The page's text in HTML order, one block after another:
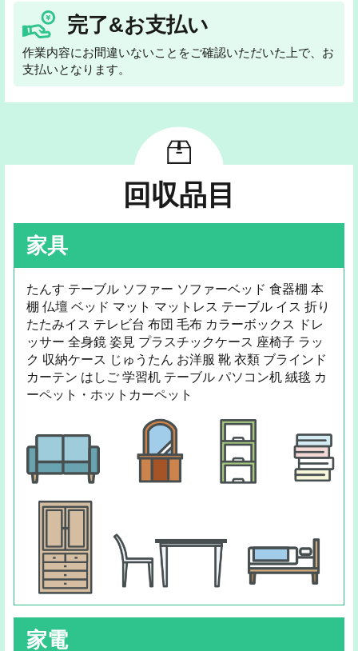
完了&お支払い
作業内容にお間違いないことをご確認いただいた上で、お
支払いとなります。
回収品目
家具
たんす テーブル ソファー ソファーベッド 食器棚 本
棚 仏壇 ベッド マット マットレス テーブル イス 折り
たたみイス テレビ台 布団 毛布 カラーボックス ドレ
ッサー 全身鏡 姿見 プラスチックケース 座椅子 ラッ
ク 収納ケース じゅうたん お洋服 靴 衣類 ブラインド
カーテン はしご 学習机 テーブル パソコン机 絨毯 カ
ーペット・ホットカーペット
家電